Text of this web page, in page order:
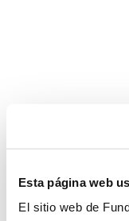
Esta página web
El sitio web de